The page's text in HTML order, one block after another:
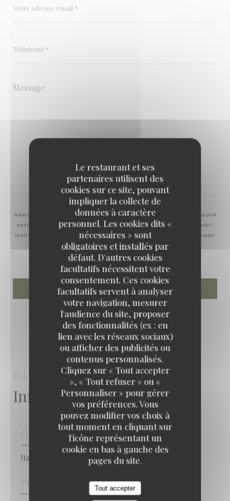
Le restaurant et ses
partenaires utilisent des
cookies sur ce site, pouvant
impliquer la collecte de
données à caractère
personnel. Les cookies dits «
nécessaires » sont
obligatoires et installés par
défaut. D'autres cookies
facultatifs nécessitent votre
consentement. Ces cookies
facultatifs servent à analyser
votre navigation, mesurer
l'audience du site, proposer
des fonctionnalités (ex : en
lien avec les réseaux sociaux)
ou afficher des publicités ou
contenus personnalisés.
Cliquez sur « Tout accepter
», « Tout refuser » ou «
Personnaliser » pour gérer
vos préférences. Vous
pouvez modifier vos choix à
tout moment en cliquant sur
l'icône représentant un
cookie en bas à gauche des
pages du site.
Tout accepter
Selon l'article L.223-2 du code de la consommation, il est rappelé que le consommateur peut
user de son droit à s'inscrire sur la liste d'opposition au démarchage téléphonique Bloctel :
bloctel.gouv.fr
. Pour plus d'informations sur le traitement de vos données, consultez notre
politique de confidentialité.
ZILLY RESTAURANT FESTIFNANTERRE
Infos pratiques
CUISINE
Italienne
TYPE DE RESTAURANT